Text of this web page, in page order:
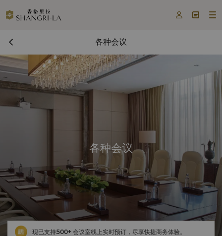
  
各种会议
各种会议
现已支持500+ 会议室线上实时预订，尽享快捷商务体验。